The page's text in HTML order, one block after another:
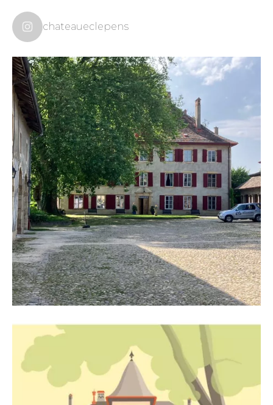
chateaueclepens